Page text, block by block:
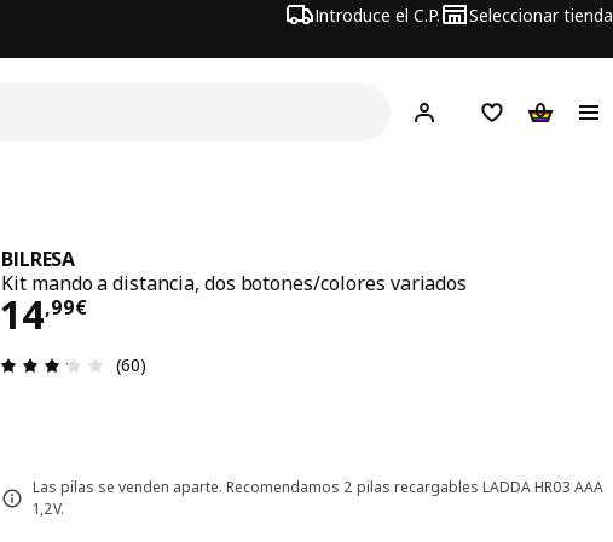
Introduce el C.P. Seleccionar tienda
Hej! Iniciar sesión
Lista de deseos
Carrito
BILRESA
Kit mando a distancia, dos botones/colores variados
14,99€
El precio 14,99€
Reseña: 3.2 de 5 estrellas. Revisiones totales: 60
(60)
Las pilas se venden aparte. Recomendamos 2 pilas recargables LADDA HR03 AAA
1,2V.